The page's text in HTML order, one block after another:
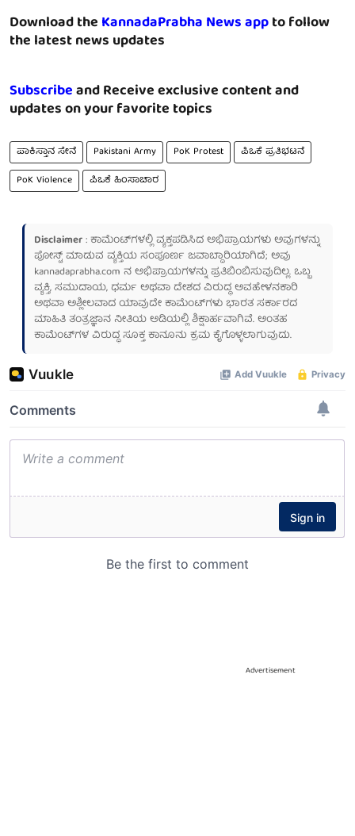
Download theKannadaPrabha News appto follow
the latest news updates
Subscribeand Receive exclusive content and
updates on your favorite topics
ಪಾಕಿಸ್ತಾನ ಸೇನೆ Pakistani Army PoK Protest
ಪಿಒಕೆ ಪ್ರತಿಭಟನೆ
PoK Violence
ಪಿಒಕೆ ಹಿಂಸಾಚಾರ
Disclaimer: ಕಾಮೆಂಟ್‌ಗಳಲ್ಲಿ ವ್ಯಕ್ತಪಡಿಸಿದ ಅಭಿಪ್ರಾಯಗಳು ಅವುಗಳನ್ನು
ಪೋಸ್ಟ್ ಮಾಡುವ ವ್ಯಕ್ತಿಯ ಸಂಪೂರ್ಣ ಜವಾಬ್ದಾರಿಯಾಗಿದೆ; ಅವು
kannadaprabha.com ನ ಅಭಿಪ್ರಾಯಗಳನ್ನು ಪ್ರತಿಬಿಂಬಿಸುವುದಿಲ್ಲ. ಒಬ್ಬ
ವ್ಯಕ್ತಿ, ಸಮುದಾಯ, ಧರ್ಮ ಅಥವಾ ದೇಶದ ವಿರುದ್ಧ ಅವಹೇಳನಕಾರಿ
ಅಥವಾ ಅಶ್ಲೀಲವಾದ ಯಾವುದೇ ಕಾಮೆಂಟ್‌ಗಳು ಭಾರತ ಸರ್ಕಾರದ
ಮಾಹಿತಿ ತಂತ್ರಜ್ಞಾನ ನೀತಿಯ ಅಡಿಯಲ್ಲಿ ಶಿಕ್ಷಾರ್ಹವಾಗಿವೆ. ಅಂತಹ
ಕಾಮೆಂಟ್‌ಗಳ ವಿರುದ್ಧ ಸೂಕ್ತ ಕಾನೂನು ಕ್ರಮ ಕೈಗೊಳ್ಳಲಾಗುವುದು.
Advertisement